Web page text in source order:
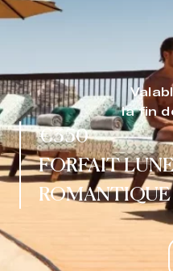
Signature Concepts
Domes Stories
Contact
la fin
€350
FORFAIT
ROMANTIQUE